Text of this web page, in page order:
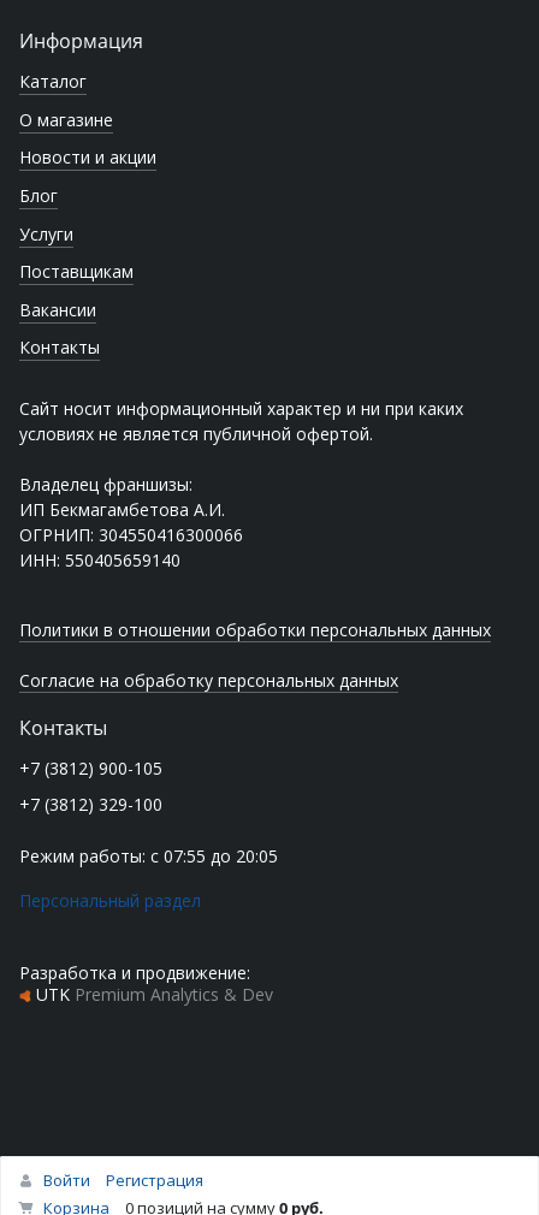
Информация
Каталог
О магазине
Новости и акции
Блог
Услуги
Поставщикам
Вакансии
Контакты
Сайт носит информационный характер и ни при каких
условиях не является публичной офертой.
Владелец франшизы:
ИП Бекмагамбетова А.И.
ОГРНИП: 304550416300066
ИНН: 550405659140
Политики в отношении обработки персональных данных
Согласие на обработку персональных данных
Контакты
+7 (3812) 900-105
+7 (3812) 329-100
Режим работы: с 07:55 до 20:05
Персональный раздел
Разработка и продвижение:
UTK Premium Analytics & Dev
Наверх
Войти
Регистрация
Корзина
0 позиций на сумму0 руб.